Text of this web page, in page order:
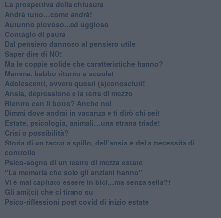
​La prospettiva della chiusura
​Andrà tutto…come andrà!
Autunno piovoso...ed uggioso
​Contagio di paura
​Dal pensiero dannoso al pensiero utile
​Saper dire di NO!
​Ma le coppie solide che caratteristiche hanno?
​Mamma, babbo ritorno a scuola!
Adolescenti, ovvero questi (s)conosciuti!
Ansia, depressione e la terra di mezzo
​Rientro con il botto? Anche no!
Dimmi dove andrai in vacanza e ti dirò chi sei!
​Estate, psicologia, animali…una strana triade!
​Crisi o possibilità?
​Storia di un tacco a spillo, dell’ansia e della necessità di
controllo
​Psico-sogno di un teatro di mezza estate
"La memoria che solo gli anziani hanno"
​Vi è mai capitato essere in bici…ma senza sella?!
​Gli ami(ci) che ci tirano su
Psico-riflessioni post covid di inizio estate